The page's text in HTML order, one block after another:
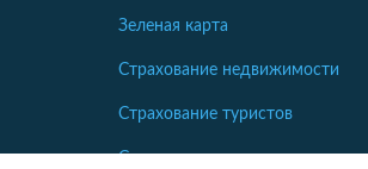
Зеленая карта
Страхование недвижимости
Страхование туристов
Страхование яхт и катеров